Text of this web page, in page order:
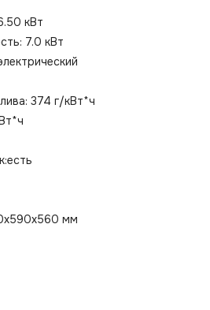
кВт
7.0 кВт
374 г/кВт*ч
есть
мм